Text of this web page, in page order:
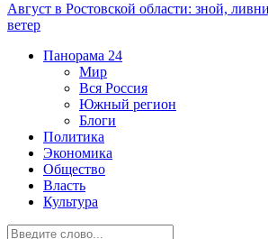
Август в Ростовской области: зной,
ветер
Панорама 24
Мир
Вся Россия
Южный регион
Блоги
Политика
Экономика
Общество
Власть
Культура